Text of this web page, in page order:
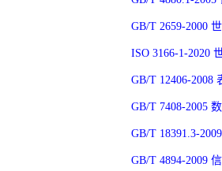
GB/T 2659-2000
ISO 3166-1-2020
GB/T 12406-2008
GB/T 7408-2005
GB/T 18391.3-
GB/T 4894-2009